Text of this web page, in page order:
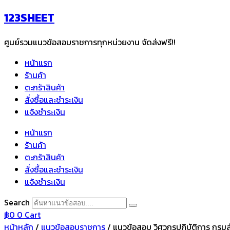
Skip
to
content
123SHEET
ศูนย์รวมแนวข้อสอบราชการทุกหน่วยงาน จัดส่งฟรี!!
หน้าแรก
ร้านค้า
ตะกร้าสินค้า
สั่งซื้อและชำระเงิน
แจ้งชำระเงิน
หน้าแรก
ร้านค้า
ตะกร้าสินค้า
สั่งซื้อและชำระเงิน
แจ้งชำระเงิน
Search
฿0 0 Cart
หน้าหลัก / แนวข้อสอบราชการ/ แนวข้อสอบ วิศวกรปฏิบัติการ กรม